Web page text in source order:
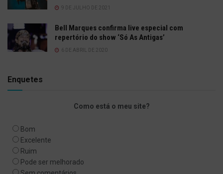
9 DE JULHO DE 2021
Bell Marques confirma live especial com
repertório do show ‘Só As Antigas’
6 DE ABRIL DE 2020
Enquetes
Como está o meu site?
Bom
Excelente
Ruim
Pode ser melhorado